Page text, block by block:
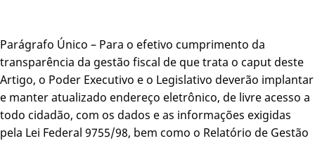
Parágrafo Único – Para o efetivo cumprimento da
transparência da gestão fiscal de que trata o caput deste
Artigo, o Poder Executivo e o Legislativo deverão implantar
e manter atualizado endereço eletrônico, de livre acesso a
todo cidadão, com os dados e as informações exigidas
pela Lei Federal 9755/98, bem como o Relatório de Gestão